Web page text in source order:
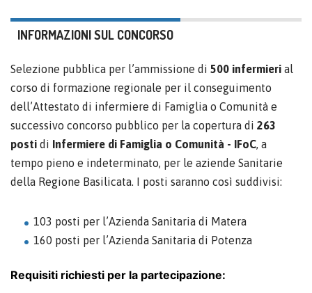
INFORMAZIONI SUL CONCORSO
Selezione pubblica per l’ammissione di 500 infermieri al
corso di formazione regionale per il conseguimento
dell’Attestato di infermiere di Famiglia o Comunità e
successivo concorso pubblico per la copertura di 263
posti di Infermiere di Famiglia o Comunità - IFoC, a
tempo pieno e indeterminato, per le aziende Sanitarie
della Regione Basilicata. I posti saranno così suddivisi:
103 posti per l’Azienda Sanitaria di Matera
160 posti per l’Azienda Sanitaria di Potenza
Requisiti richiesti per la partecipazione: